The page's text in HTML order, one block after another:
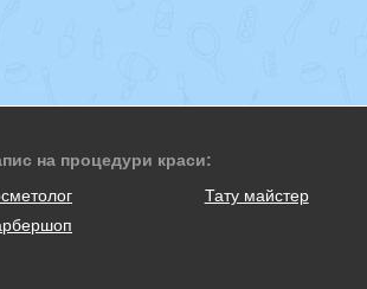
на процедури краси:
Тату майстер